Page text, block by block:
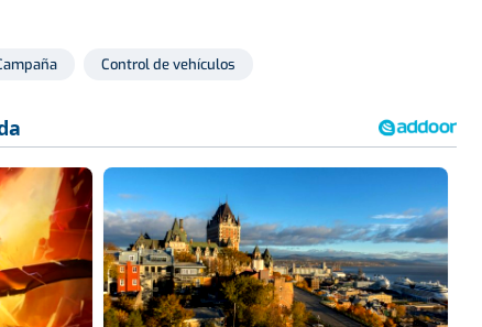
Control de vehículos